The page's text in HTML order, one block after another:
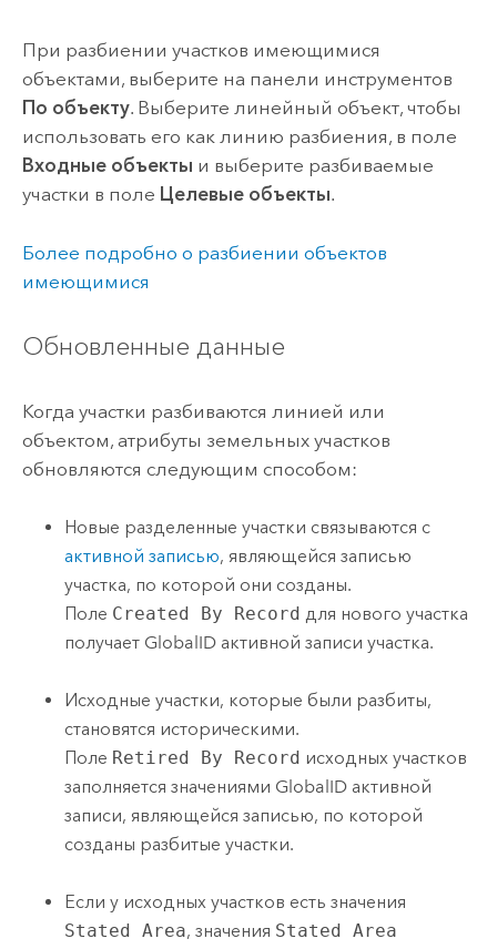
При разбиении участков имеющимися
объектами, выберите на панели инструментов
По объекту. Выберите линейный объект, чтобы
использовать его как линию разбиения, в поле
Входные объекты и выберите разбиваемые
участки в поле Целевые объекты.
Более подробно о разбиении объектов
имеющимися
Обновленные данные
Когда участки разбиваются линией или
объектом, атрибуты земельных участков
обновляются следующим способом:
Новые разделенные участки связываются с
активной записью, являющейся записью
участка, по которой они созданы.
Поле Created By Record для нового участка
получает GlobalID активной записи участка.
Исходные участки, которые были разбиты,
становятся историческими.
Поле Retired By Record исходных участков
заполняется значениями GlobalID активной
записи, являющейся записью, по которой
созданы разбитые участки.
Если у исходных участков есть значения
Stated Area, значения Stated Area